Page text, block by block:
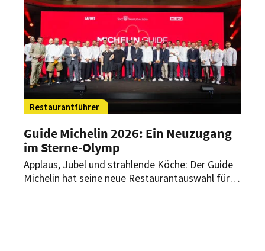
Restaurantführer
Guide Michelin 2026: Ein Neuzugang
im Sterne-Olymp
Applaus, Jubel und strahlende Köche: Der Guide
Michelin hat seine neue Restaurantauswahl für